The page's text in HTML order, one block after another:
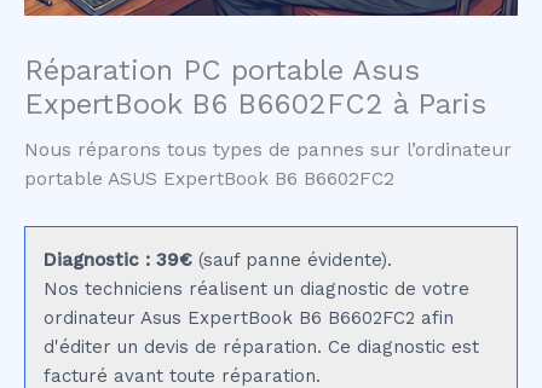
Réparation PC portable Asus
ExpertBook B6 B6602FC2 à Paris
Nous réparons tous types de pannes sur l’ordinateur
portable ASUS ExpertBook B6 B6602FC2
Diagnostic : 39€ (sauf panne évidente).
Nos techniciens réalisent un diagnostic de votre
ordinateur Asus ExpertBook B6 B6602FC2 afin
d'éditer un devis de réparation. Ce diagnostic est
facturé avant toute réparation.